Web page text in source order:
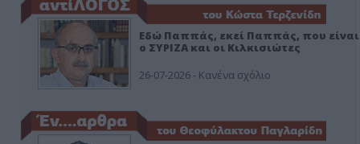
Εδώ Παππάς, εκεί Παππάς, που είναι
ο ΣΥΡΙΖΑ και οι Κιλκισιώτες
26-07-2026 - Κανένα σχόλιο